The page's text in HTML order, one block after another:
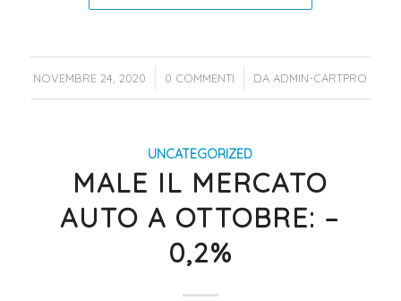
NOVEMBRE 24, 2020
/ 0 COMMENTI
/ DAADMIN-CARTPRO
UNCATEGORIZED
MALE IL MERCATO
AUTO A OTTOBRE: –
0,2%